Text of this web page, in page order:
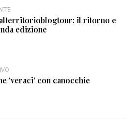
il ritorno e
edizione
‘veraci’ con canocchie